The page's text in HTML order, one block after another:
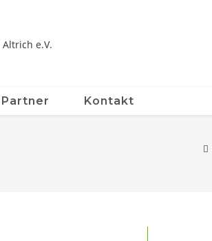
Partner Kontakt